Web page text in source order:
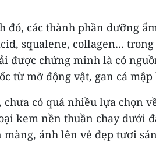
đó, các thành phần dưỡng
squalene, collagen…
được chứng minh là có
từ mỡ động vật, gan cá mập
có quá nhiều lựa chọn
kem nền thuần chay dưới
ánh lên vẻ đẹp tươi